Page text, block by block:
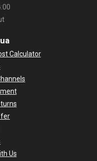
Calculator
Us